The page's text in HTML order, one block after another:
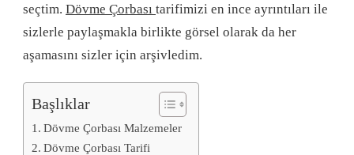
seçtim. Dövme Çorbası tarifimizi en ince ayrıntıları ile
sizlerle paylaşmakla birlikte görsel olarak da her
aşamasını sizler için arşivledim.
Başlıklar
Dövme Çorbası Malzemeler
Dövme Çorbası Tarifi